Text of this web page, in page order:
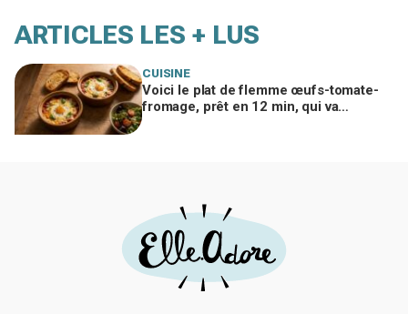
ARTICLES LES + LUS
CUISINE
Voici le plat de flemme œufs-tomate-
fromage, prêt en 12 min, qui va